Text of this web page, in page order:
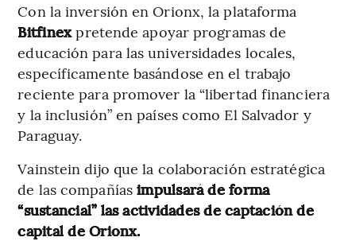
Con la inversión en Orionx, la plataforma
Bitfinexpretende apoyar programas de
educación para las universidades locales,
específicamente basándose en el trabajo
reciente para promover la “libertad financiera
y la inclusión” en países como El Salvador y
Paraguay.
Vainstein dijo que la colaboración estratégica
de las compañíasimpulsará de forma
“sustancial” las actividades de captación de
capital de Orionx.